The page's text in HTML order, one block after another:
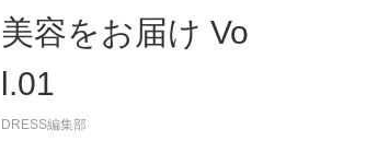
美容をお届け Vo
l.01
DRESS編集部